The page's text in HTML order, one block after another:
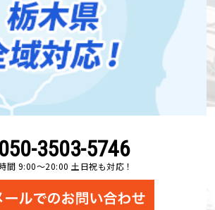
050-3503-5746
間 9:00～20:00 土日祝も対応！